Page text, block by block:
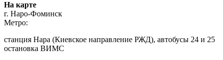
На карте
г. Наро-Фоминск
Метро:
станция Нара (Киевское направление РЖД), автобусы 24 и 25
остановка ВИМС